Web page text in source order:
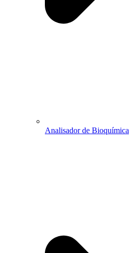
Analisador de Bioquímica